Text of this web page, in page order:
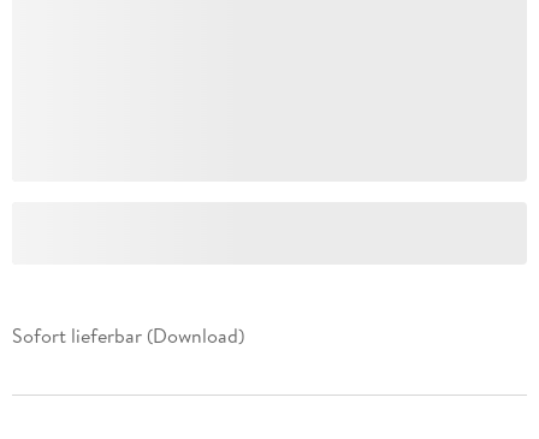
Sofort lieferbar (Download)